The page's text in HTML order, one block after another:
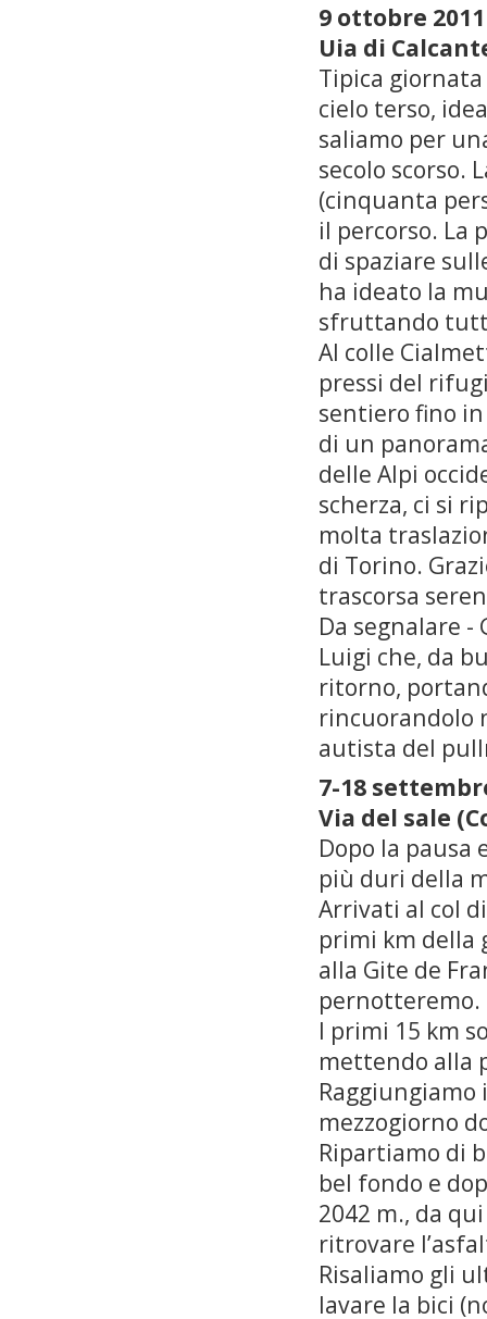
9 ottobre 2011
Uia di
Tipica
cielo terso,
saliamo per
secolo scorso.
(cinquanta
il percorso. La
di spaziare
ha ideato la
sfruttando
Al colle
pressi del
sentiero fino
di un
delle Alpi
scherza, ci si
molta
di Torino.
trascorsa
Da segnalare
Luigi che, da
ritorno,
rincuorandolo
autista del
7-18
Via del sale
Dopo la
più duri della
Arrivati al col
primi km della
alla Gite de
pernotteremo.
I primi 15 km
mettendo alla
mezzogiorno
Ripartiamo di
bel fondo e
2042 m., da
ritrovare
Risaliamo gli
lavare la bici